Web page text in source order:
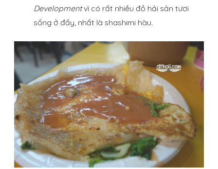
Developmentvì có rất nhiều đồ hải sản tươi
sống ở đấy, nhất là shashimi hàu.